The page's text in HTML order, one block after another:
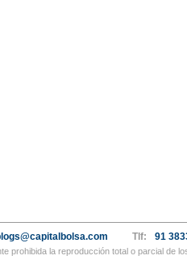
Tlf: 91
prohibida la reproducción total o parcial de